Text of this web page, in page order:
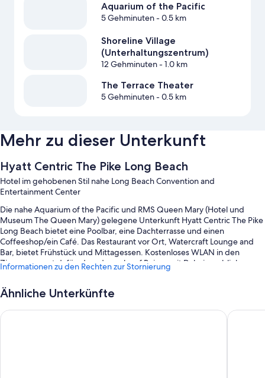
Aquarium of the Pacific
5 Gehminuten- 0.5 km
Shoreline Village
(Unterhaltungszentrum)
12 Gehminuten- 1.0 km
The Terrace Theater
5 Gehminuten- 0.5 km
Mehr zu dieser Unterkunft
Hyatt Centric The Pike Long Beach
Hotel im gehobenen Stil nahe Long Beach Convention and
Entertainment Center
Die nahe Aquarium of the Pacific und RMS Queen Mary (Hotel und
Museum The Queen Mary) gelegene Unterkunft Hyatt Centric The Pike
Long Beach bietet eine Poolbar, eine Dachterrasse und einen
Coffeeshop/ein Café. Das Restaurant vor Ort, Watercraft Lounge and
Bar, bietet Frühstück und Mittagessen. Kostenloses WLAN in den
Zimmern sorgt dafür, dass du auch auf Reisen mit Daheimgebliebenen
in Kontakt bleiben kannst. Außerdem können sich Gäste auf einen
Informationen zu den Rechten zur Stornierung
Ähnliche Unterkünfte
Hyatt Regency Long Beach Hilton